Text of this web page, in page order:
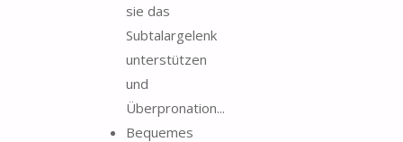
sie das
Subtalargelenk
unterstützen
und
Überpronation...
Bequemes